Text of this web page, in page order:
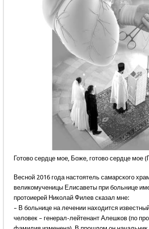
Готово сердце мое, Боже, готово сердце мое
Весной 2016 года настоятель самарского
великомученицы Елисаветы при больнице
протоиерей Николай Филев сказал мне:
– В больнице на лечении находится
человек – генерал-лейтенант Алешков (по